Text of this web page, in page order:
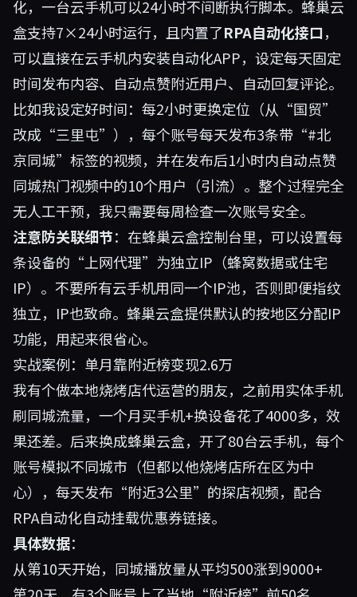
化，一台云手机可以24小时不间断执行脚本。蜂巢云
盒支持7×24小时运行，且内置了RPA自动化接口，
可以直接在云手机内安装自动化APP，设定每天固定
时间发布内容、自动点赞附近用户、自动回复评论。
比如我设定好时间：每2小时更换定位（从“国贸”
改成“三里屯”），每个账号每天发布3条带“#北
京同城”标签的视频，并在发布后1小时内自动点赞
同城热门视频中的10个用户（引流）。整个过程完全
无人工干预，我只需要每周检查一次账号安全。
注意防关联细节：在蜂巢云盒控制台里，可以设置每
条设备的“上网代理”为独立IP（蜂窝数据或住宅
IP）。不要所有云手机用同一个IP池，否则即便指纹
独立，IP也致命。蜂巢云盒提供默认的按地区分配IP
功能，用起来很省心。
实战案例：单月靠附近榜变现2.6万
我有个做本地烧烤店代运营的朋友，之前用实体手机
刷同城流量，一个月买手机+换设备花了4000多，效
果还差。后来换成蜂巢云盒，开了80台云手机，每个
账号模拟不同城市（但都以他烧烤店所在区为中
心），每天发布“附近3公里”的探店视频，配合
RPA自动化自动挂载优惠券链接。
具体数据：
从第10天开始，同城播放量从平均500涨到9000+